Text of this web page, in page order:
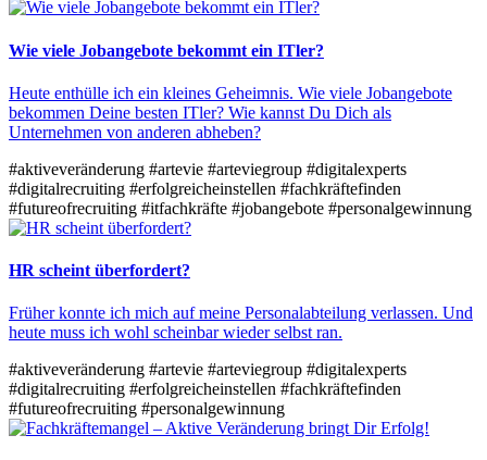
Wie viele Jobangebote bekommt ein ITler?
Heute enthülle ich ein kleines Geheimnis. Wie viele Jobangebote
bekommen Deine besten ITler? Wie kannst Du Dich als
Unternehmen von anderen abheben?
#aktiveveränderung #artevie #arteviegroup #digitalexperts
#digitalrecruiting #erfolgreicheinstellen #fachkräftefinden
#futureofrecruiting #itfachkräfte #jobangebote #personalgewinnung
HR scheint überfordert?
Früher konnte ich mich auf meine Personalabteilung verlassen. Und
heute muss ich wohl scheinbar wieder selbst ran.
#aktiveveränderung #artevie #arteviegroup #digitalexperts
#digitalrecruiting #erfolgreicheinstellen #fachkräftefinden
#futureofrecruiting #personalgewinnung